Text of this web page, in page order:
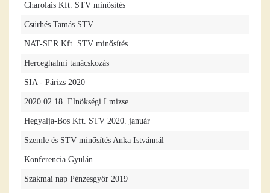
Charolais Kft. STV minősítés
Csürhés Tamás STV
NAT-SER Kft. STV minősítés
Herceghalmi tanácskozás
SIA - Párizs 2020
2020.02.18. Elnökségi Lmizse
Hegyalja-Bos Kft. STV 2020. január
Szemle és STV minősítés Anka Istvánnál
Konferencia Gyulán
Szakmai nap Pénzesgyőr 2019